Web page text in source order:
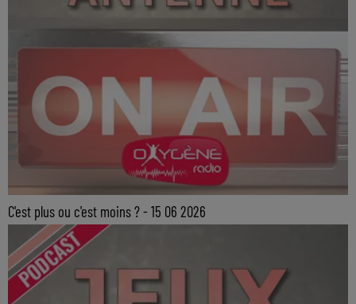
C'est plus ou c'est moins ? - 15 06 2026